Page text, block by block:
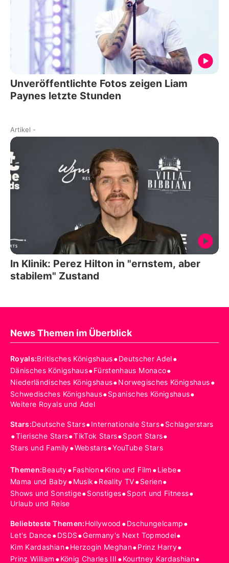
Unveröffentlichte Fotos zeigen Liam
Paynes letzte Stunden
Artikel -
In Klinik: Perez Hilton in "ernstem, aber
stabilem" Zustand
News Themen im Überblick
Royals:Britisches Königshaus•Deutscher Adel•
Dänisches Königshaus•Fürstenhaus Monaco•
Niederländisches Königshaus•Norwegisches Königshaus•
Schwedisches Königshaus•Spanisches Königshaus•
Weitere Royals und Adel
Stars:Deutsche Stars•Internationale Stars•Schlagerstars
•Tierische Stars•TikTok Stars•Sport Stars•
Stars und Family•Webstars•YouTube Stars
Themen:Beauty•Fashion•Kino und Film •Liebe•
Mama und Baby•Musik•Reality TV•Serien•
Shows und Sonstige•Sonstiges•Sport und Fitness•
Urlaub und Reise
Beliebteste Themen:Hollywood •Dschungelcamp•
Let's Dance•DSDS•Germany's Next Topmodel•
Kim Kardashian•Herzogin Meghan•Prinz Harry•
Prinz William •König Charles III •Kourtney Kardashian•